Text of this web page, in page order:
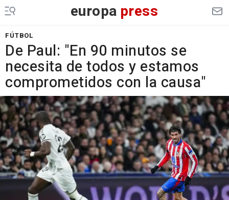
europa press
FÚTBOL
De Paul: "En 90 minutos se
necesita de todos y estamos
comprometidos con la causa"